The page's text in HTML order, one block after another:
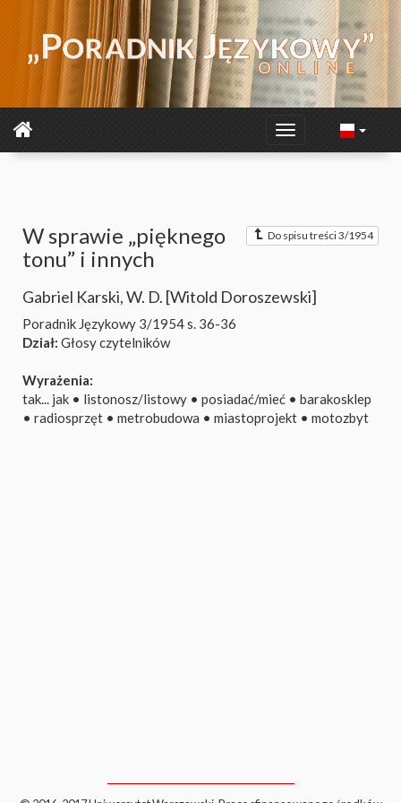
Do spisu treści 3/1954
W sprawie „pięknego
tonu” i innych
Gabriel Karski,W. D. [Witold Doroszewski]
Poradnik Językowy 3/1954s. 36-36
Dział: Głosy czytelników
Wyrażenia:
tak... jak • listonosz/listowy • posiadać/mieć • barakosklep
• radiosprzęt • metrobudowa • miastoprojekt • motozbyt